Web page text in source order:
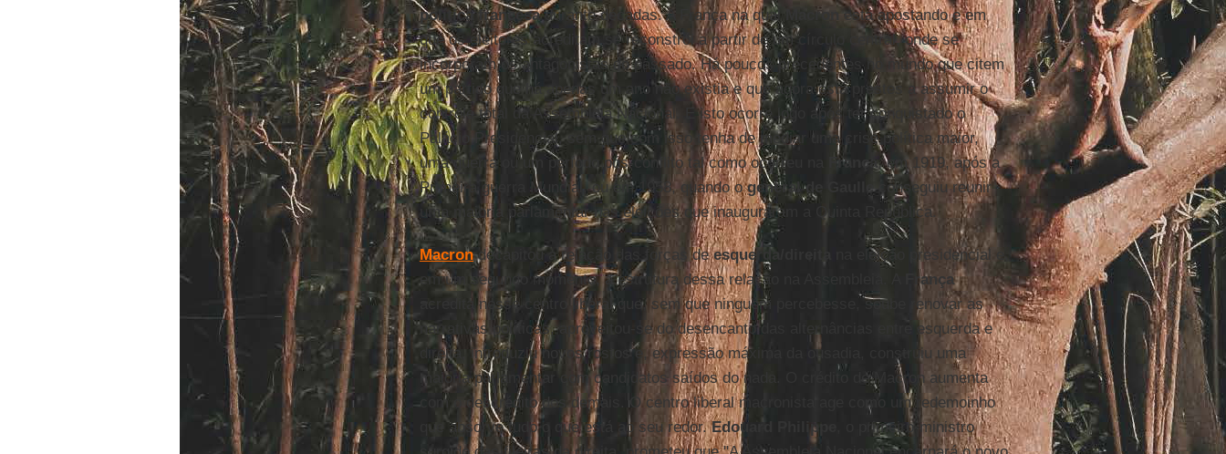
política francesadurante décadas. A França na qual Macron
está apostando e em
que os eleitores acreditam se reconstrói a partir de um círculo central, onde se
incorporam os antagonistas do passado. Há poucos precedentes no mundo que citem
um partido que há apenas um ano não existia e que agora está prestes a assumir o
controle total da Assembleia Nacional. E isto ocorre logo após ter conquistado o
Palácio Presidencial, sem que com isso tenha de mediar uma crise política maior,
uma guerra ou um período pós-conflito tal como ocorreu na
França, em 1919, após a
Primeira guerra Mundial, ou em 1958, quando ogeneral de Gaulleconseguiu reunir
uma maioria parlamentar nas eleições que inauguraram a Quinta República.
Macrondecapitou a relação das forças deesquerda/direita
na eleição presidencial e,
em um segundo momento, a estrutura dessa relação na Assembleia. A
França
acredita nesse centro liberal que, sem que ninguém percebesse, soube renovar as
narrativas políticas, aproveitou-se do desencanto das alternâncias entre esquerda e
direita, introduziu novos rostos e, expressão máxima da ousadia, construiu uma
maioria parlamentar com candidatos saídos do nada. O crédito de Macron aumenta
com o descrédito dos demais. O centro liberal macronista age como um redemoinho
que absorve tudo o que está ao seu redor.Edouard Philippe
, o primeiro-ministro